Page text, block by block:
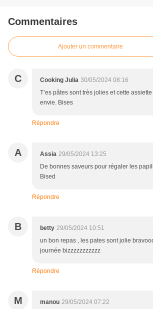
Commentaires
Ajouter un commentaire
C Cooking Julia 30/05/2024 08:16
T’es pâtes sont très jolies et cette
envie. Bises
Répondre
A Assia 29/05/2024 13:25
De bonnes saveurs pour régaler les
Bised
Répondre
B betty 29/05/2024 10:51
un bon repas , les pates sont jolie
journée bizzzzzzzzzzz
Répondre
M manou 29/05/2024 07:22